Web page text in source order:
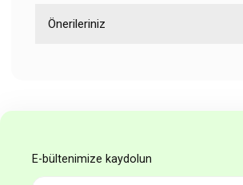
Önerileriniz
Ürün açıklamasında eksik bilgiler bulunuyor.
E-bültenimize kaydolun